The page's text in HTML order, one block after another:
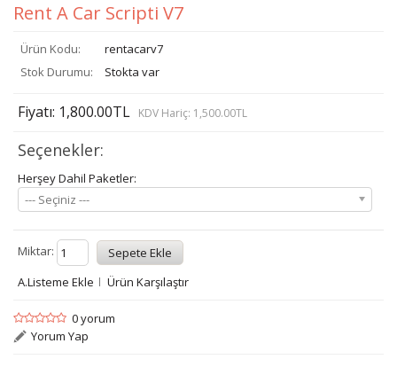
Rent A Car Scripti V7
Ürün Kodu:
rentacarv7
Stok Durumu:
Stokta var
Fiyatı: 1,800.00TL KDV Hariç: 1,500.00TL
Seçenekler:
Herşey Dahil Paketler:
--- Seçiniz ---
Miktar:
A.Listeme Ekle
Ürün Karşılaştır
0 yorum
Yorum Yap